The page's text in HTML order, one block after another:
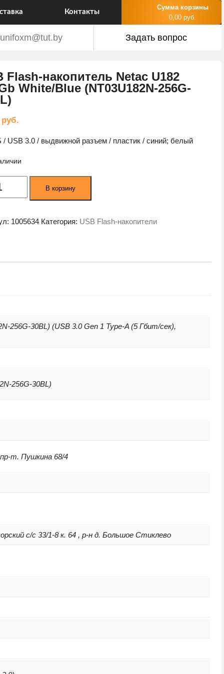
Контакты
Сумма корзины
0,00 руб.
unifoxm@tut.by Задать вопрос
Flash-накопитель Netac U182
White/Blue (NT03U182N-256G-
руб.
/ USB 3.0 / выдвижной разъем / пластик / синий; белый
В корзину
1005634 Категория: USB Flash-накопители
256G-30BL) (USB 3.0 Gen 1 Type-A (5 Гбит/сек),
256G-30BL)
т. Пушкина 68/4
с/с 33/1-8 к. 64 , р-н д. Большое Стиклево